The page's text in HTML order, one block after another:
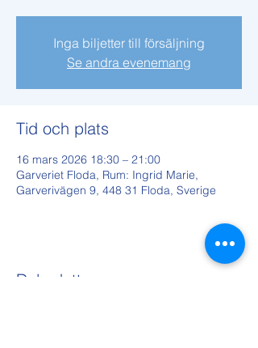
Inga biljetter till försäljning
Se andra evenemang
Tid och plats
16 mars 2026 18:30 – 21:00
Garveriet Floda, Rum: Ingrid Marie,
Garverivägen 9, 448 31 Floda, Sverige
Dela detta evenemang